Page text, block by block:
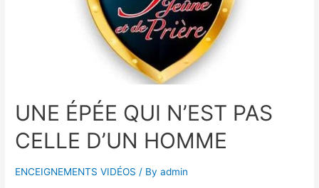
UNE ÉPÉE QUI N’EST PAS
CELLE D’UN HOMME
ENCEIGNEMENTS VIDÉOS / Byadmin